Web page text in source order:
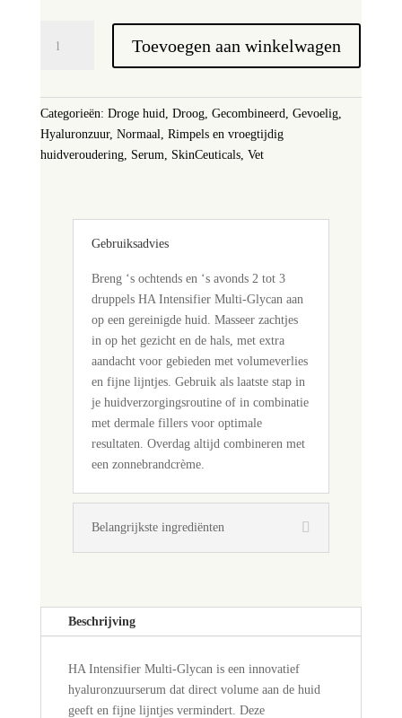
Glycan
aantal
Toevoegen aan winkelwagen
Categorieën: Droge huid, Droog, Gecombineerd, Gevoelig,
Hyaluronzuur, Normaal, Rimpels en vroegtijdig
huidveroudering, Serum, SkinCeuticals, Vet
Gebruiksadvies
Breng ‘s ochtends en ‘s avonds 2 tot 3
druppels HA Intensifier Multi-Glycan aan
op een gereinigde huid. Masseer zachtjes
in op het gezicht en de hals, met extra
aandacht voor gebieden met volumeverlies
en fijne lijntjes. Gebruik als laatste stap in
je huidverzorgingsroutine of in combinatie
met dermale fillers voor optimale
resultaten. Overdag altijd combineren met
een zonnebrandcrème.
Belangrijkste ingrediënten
Beschrijving
HA Intensifier Multi-Glycan is een innovatief
hyaluronzuurserum dat direct volume aan de huid
geeft en fijne lijntjes vermindert. Deze